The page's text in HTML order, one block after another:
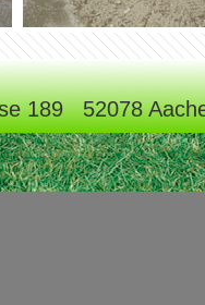
189 52078